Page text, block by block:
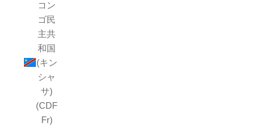
コン
ゴ民
主共
和国
(キン
シャ
サ)
(CDF
Fr)